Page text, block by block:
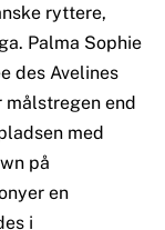
ryttere,
Palma Sophie
des Avelines
målstregen end
med
på
en
i